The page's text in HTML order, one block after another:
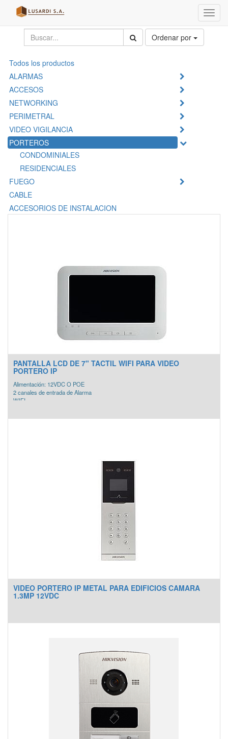
Menú
de
Ordenar por
Todos los productos
ALARMAS
ACCESOS
NETWORKING
PERIMETRAL
VIDEO VIGILANCIA
PORTEROS
CONDOMINIALES
RESIDENCIALES
FUEGO
CABLE
ACCESORIOS DE INSTALACION
PANTALLA LCD DE 7" TACTIL WIFI PARA VIDEO
PORTERO IP
Alimentación: 12VDC O POE
2 canales de entrada de Alarma
WIFI
VIDEO PORTERO IP METAL PARA EDIFICIOS CAMARA
1.3MP 12VDC